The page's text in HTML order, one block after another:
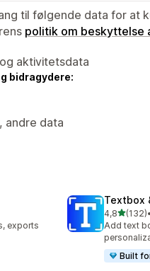
til følgende data for at
politik om beskyttelse
aktivitetsdata
bidragydere:
andre data
exports
Textbox
4,8ud af 5
(132)
132 •
Add text
Built